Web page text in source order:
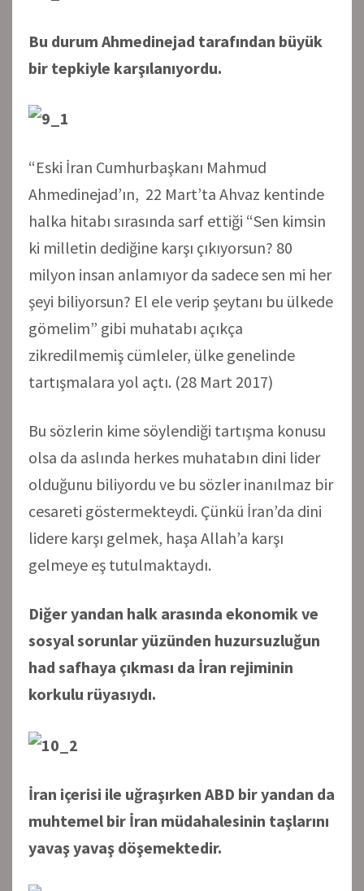
Bu durum Ahmedinejad tarafından büyük
bir tepkiyle karşılanıyordu.
“Eski İran Cumhurbaşkanı Mahmud
Ahmedinejad’ın, 22 Mart’ta Ahvaz kentinde
halka hitabı sırasında sarf ettiği “Sen kimsin
ki milletin dediğine karşı çıkıyorsun? 80
milyon insan anlamıyor da sadece sen mi her
şeyi biliyorsun? El ele verip şeytanı bu ülkede
gömelim” gibi muhatabı açıkça
zikredilmemiş cümleler, ülke genelinde
tartışmalara yol açtı. (28 Mart 2017)
Bu sözlerin kime söylendiği tartışma konusu
olsa da aslında herkes muhatabın dini lider
olduğunu biliyordu ve bu sözler inanılmaz bir
cesareti göstermekteydi. Çünkü İran’da dini
lidere karşı gelmek, haşa Allah’a karşı
gelmeye eş tutulmaktaydı.
Diğer yandan halk arasında ekonomik ve
sosyal sorunlar yüzünden huzursuzluğun
had safhaya çıkması da İran rejiminin
korkulu rüyasıydı.
İran içerisi ile uğraşırken ABD bir yandan da
muhtemel bir İran müdahalesinin taşlarını
yavaş yavaş döşemektedir.